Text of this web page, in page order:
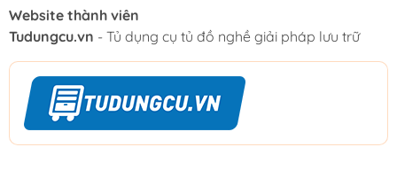
Website thành viên
Tudungcu.vn - Tủ dụng cụ tủ đồ nghề giải pháp lưu trữ